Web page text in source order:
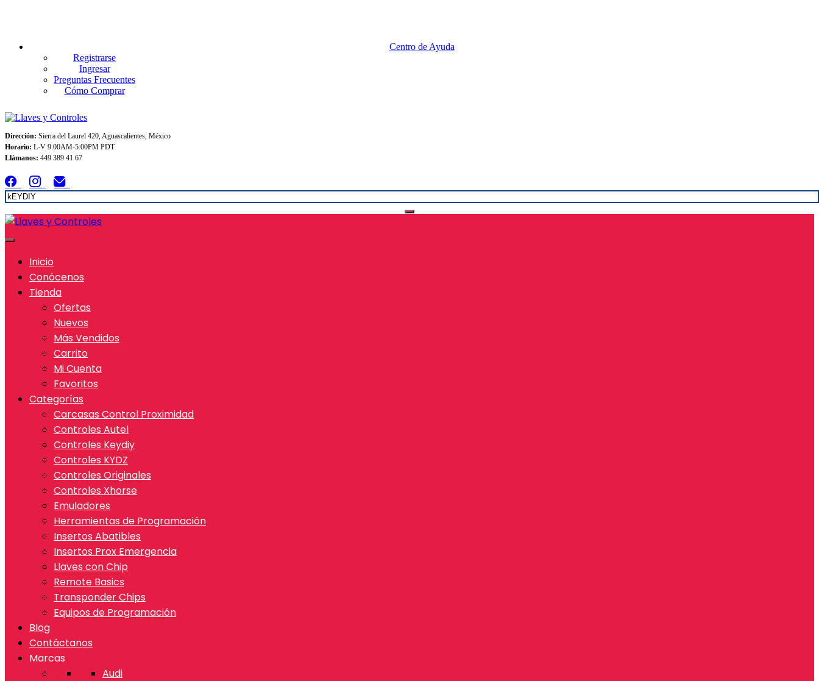
Centro de Ayuda
Registrarse
Ingresar
Preguntas Frecuentes
Cómo Comprar
Dirección: Sierra del Laurel 420, Aguascalientes, México
Horario: L-V 9:00AM-5:00PM PDT
Llámanos: 449 389 41 67
Inicio
Conócenos
Tienda
Ofertas
Nuevos
Más Vendidos
Carrito
Mi Cuenta
Favoritos
Categorías
Carcasas Control Proximidad
Controles Autel
Controles Keydiy
Controles KYDZ
Controles Originales
Controles Xhorse
Emuladores
Herramientas de Programación
Insertos Abatibles
Insertos Prox Emergencia
Llaves con Chip
Remote Basics
Transponder Chips
Equipos de Programación
Blog
Contáctanos
Marcas
Audi